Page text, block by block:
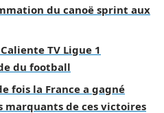
du canoë sprint aux
TV Ligue 1
du football
fois la France a gagné
marquants de ces victoires